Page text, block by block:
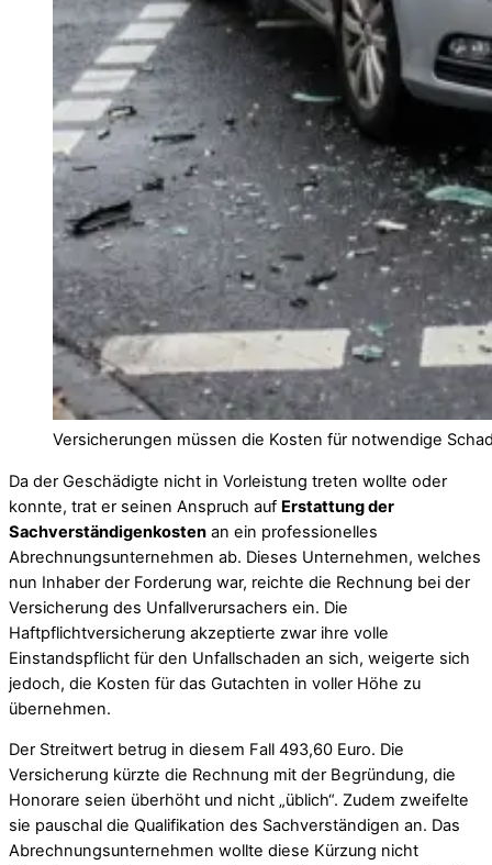
Versicherungen müssen die Kosten für notwendige
Da der Geschädigte nicht in Vorleistung treten wollte oder
konnte, trat er seinen Anspruch auf Erstattung der
Sachverständigenkosten an ein professionelles
Abrechnungsunternehmen ab. Dieses Unternehmen, welches
nun Inhaber der Forderung war, reichte die Rechnung bei der
Versicherung des Unfallverursachers ein. Die
Haftpflichtversicherung akzeptierte zwar ihre volle
Einstandspflicht für den Unfallschaden an sich, weigerte sich
jedoch, die Kosten für das Gutachten in voller Höhe zu
übernehmen.
Der Streitwert betrug in diesem Fall 493,60 Euro. Die
Versicherung kürzte die Rechnung mit der Begründung, die
Honorare seien überhöht und nicht „üblich“. Zudem zweifelte
sie pauschal die Qualifikation des Sachverständigen an. Das
Abrechnungsunternehmen wollte diese Kürzung nicht